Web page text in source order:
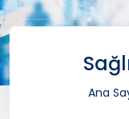
Ana